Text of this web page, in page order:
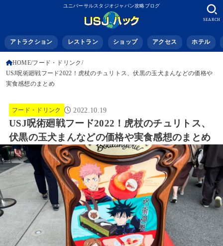
ユニバーサルスタジオジャパン攻略ブログ
アトラクション レストラン ショップ アクセス ホテル
SEARCH
HOME フード・ドリンク
USJ呪術廻戦フード2022！虎杖のチュリトス、伏黒の玉犬まんなどの価格や
実食感想のまとめ
フード・ドリンク 2022.10.19
USJ呪術廻戦フード2022！虎杖のチュリトス、
伏黒の玉犬まんなどの価格や実食感想のまとめ